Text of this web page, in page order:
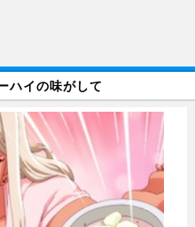
グッズ
海外
ビジネス
アーティスト
実写
イベント
座談会
映画/ドラマ
ABEMA Cafe
ハイの味がして